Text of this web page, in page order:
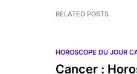
RELATED POSTS
HOROSCOPE DU JOUR
Cancer :